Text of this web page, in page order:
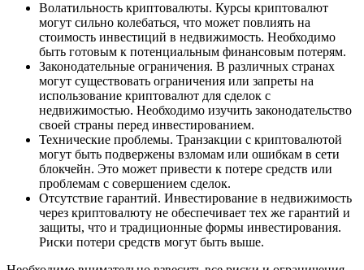
Волатильность криптовалюты. Курсы криптовалют
могут сильно колебаться, что может повлиять на
стоимость инвестиций в недвижимость. Необходимо
быть готовым к потенциальным финансовым потерям.
Законодательные ограничения. В различных странах
могут существовать ограничения или запреты на
использование криптовалют для сделок с
недвижимостью. Необходимо изучить законодательство
своей страны перед инвестированием.
Технические проблемы. Транзакции с криптовалютой
могут быть подвержены взломам или ошибкам в сети
блокчейн. Это может привести к потере средств или
проблемам с совершением сделок.
Отсутствие гарантий. Инвестирование в недвижимость
через криптовалюту не обеспечивает тех же гарантий и
защиты, что и традиционные формы инвестирования.
Риски потери средств могут быть выше.